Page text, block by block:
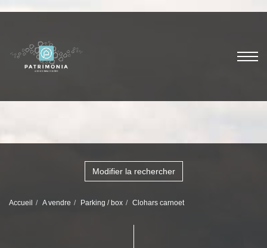
Modifier la rechercher
Accueil A vendre Parking / box Clohars carnoet